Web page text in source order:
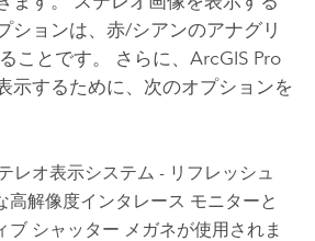
ションは、赤/シアンのアナグリ
ことです。 さらに、 ArcGIS Pro
示するために、次のオプションを
レオ表示システム - リフレッシュ
高解像度インタレース モニターと
ブ シャッター メガネが使用されま